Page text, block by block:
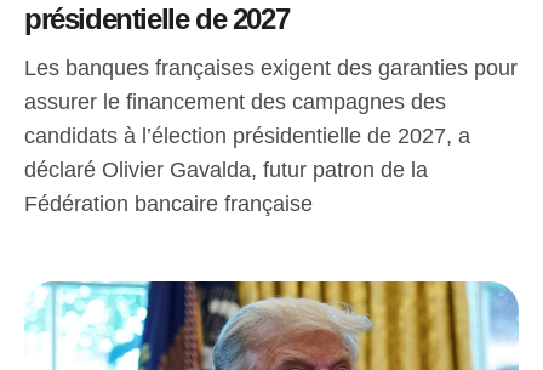
présidentielle de 2027
Les banques françaises exigent des garanties pour
assurer le financement des campagnes des
candidats à l’élection présidentielle de 2027, a
déclaré Olivier Gavalda, futur patron de la
Fédération bancaire française